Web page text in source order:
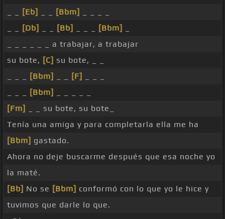
[Eb] [Bbm]
[Db] [Bb] [Bbm]
_ _ _ _ _ _ a trabajar, a trabajar
su bote, [C] su bote, _ _
[Bbm] [F]
[Bbm]
[Fm]
_ _ su bote, su bote_
Tenía una amiga y para completarla ella me ha
[Bbm] gastado.
Ahora no deje buscarme después que esa noche yo
la maté.
[Bb] No se [Bbm] conformó con lo que yo le hice y
tuvimos que darle lo que.